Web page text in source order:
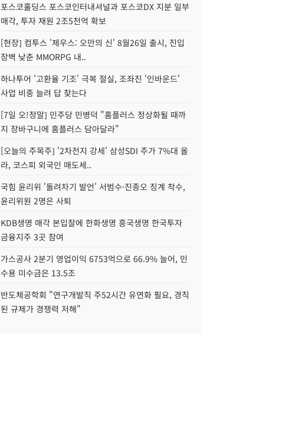
포스코홀딩스 포스코인터내셔널과 포스코DX 지분 일부
매각, 투자 재원 2조5천억 확보
[현장] 컴투스 '제우스: 오만의 신' 8월26일 출시, 진입
장벽 낮춘 MMORPG 내..
하나투어 '고환율 기조' 극복 절실, 조좌진 '인바운드'
사업 비중 늘려 답 찾는다
[7일 오!정말] 민주당 민병덕 "홈플러스 정상화될 때까
지 장바구니에 홈플러스 담아달라"
[오늘의 주목주] '2차전지 강세' 삼성SDI 주가 7%대 올
라, 코스피 외국인 매도세..
국힘 윤리위 '돌려차기 발언' 서범수·진종오 징계 착수,
윤리위원 2명은 사퇴
KDB생명 매각 본입찰에 한화생명 흥국생명 한국투자
금융지주 3곳 참여
가스공사 2분기 영업이익 6753억으로 66.9% 늘어, 민
수용 미수금은 13.5조
반도체공학회 "연구개발직 주52시간 유연화 필요, 경직
된 규제가 경쟁력 저해"